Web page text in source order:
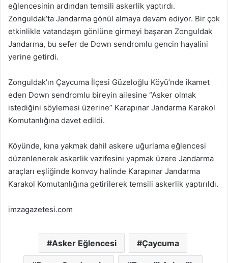
eğlencesinin ardından temsili askerlik yaptırdı.
Zonguldak’ta Jandarma gönül almaya devam ediyor. Bir çok
etkinlikle vatandaşın gönlüne girmeyi başaran Zonguldak
Jandarma, bu sefer de Down sendromlu gencin hayalini
yerine getirdi.
Zonguldak’ın Çaycuma İlçesi Güzeloğlu Köyü’nde ikamet
eden Down sendromlu bireyin ailesine “Asker olmak
istediğini söylemesi üzerine” Karapınar Jandarma Karakol
Komutanlığına davet edildi.
Köyünde, kına yakmak dahil askere uğurlama eğlencesi
düzenlenerek askerlik vazifesini yapmak üzere Jandarma
araçları eşliğinde konvoy halinde Karapınar Jandarma
Karakol Komutanlığına getirilerek temsili askerlik yaptırıldı.
imzagazetesi.com
Asker Eğlencesi Çaycuma